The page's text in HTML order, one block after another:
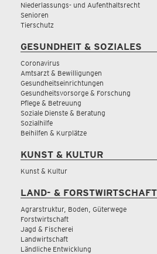
Niederlassungs- und Aufenthaltsrecht
Senioren
Tierschutz
GESUNDHEIT & SOZIALES
Coronavirus
Amtsarzt & Bewilligungen
Gesundheitseinrichtungen
Gesundheitsvorsorge & Forschung
Pflege & Betreuung
Soziale Dienste & Beratung
Sozialhilfe
Beihilfen & Kurplätze
KUNST & KULTUR
Kunst & Kultur
LAND- & FORSTWIRTSCHAFT
Agrarstruktur, Boden, Güterwege
Forstwirtschaft
Jagd & Fischerei
Landwirtschaft
Ländliche Entwicklung